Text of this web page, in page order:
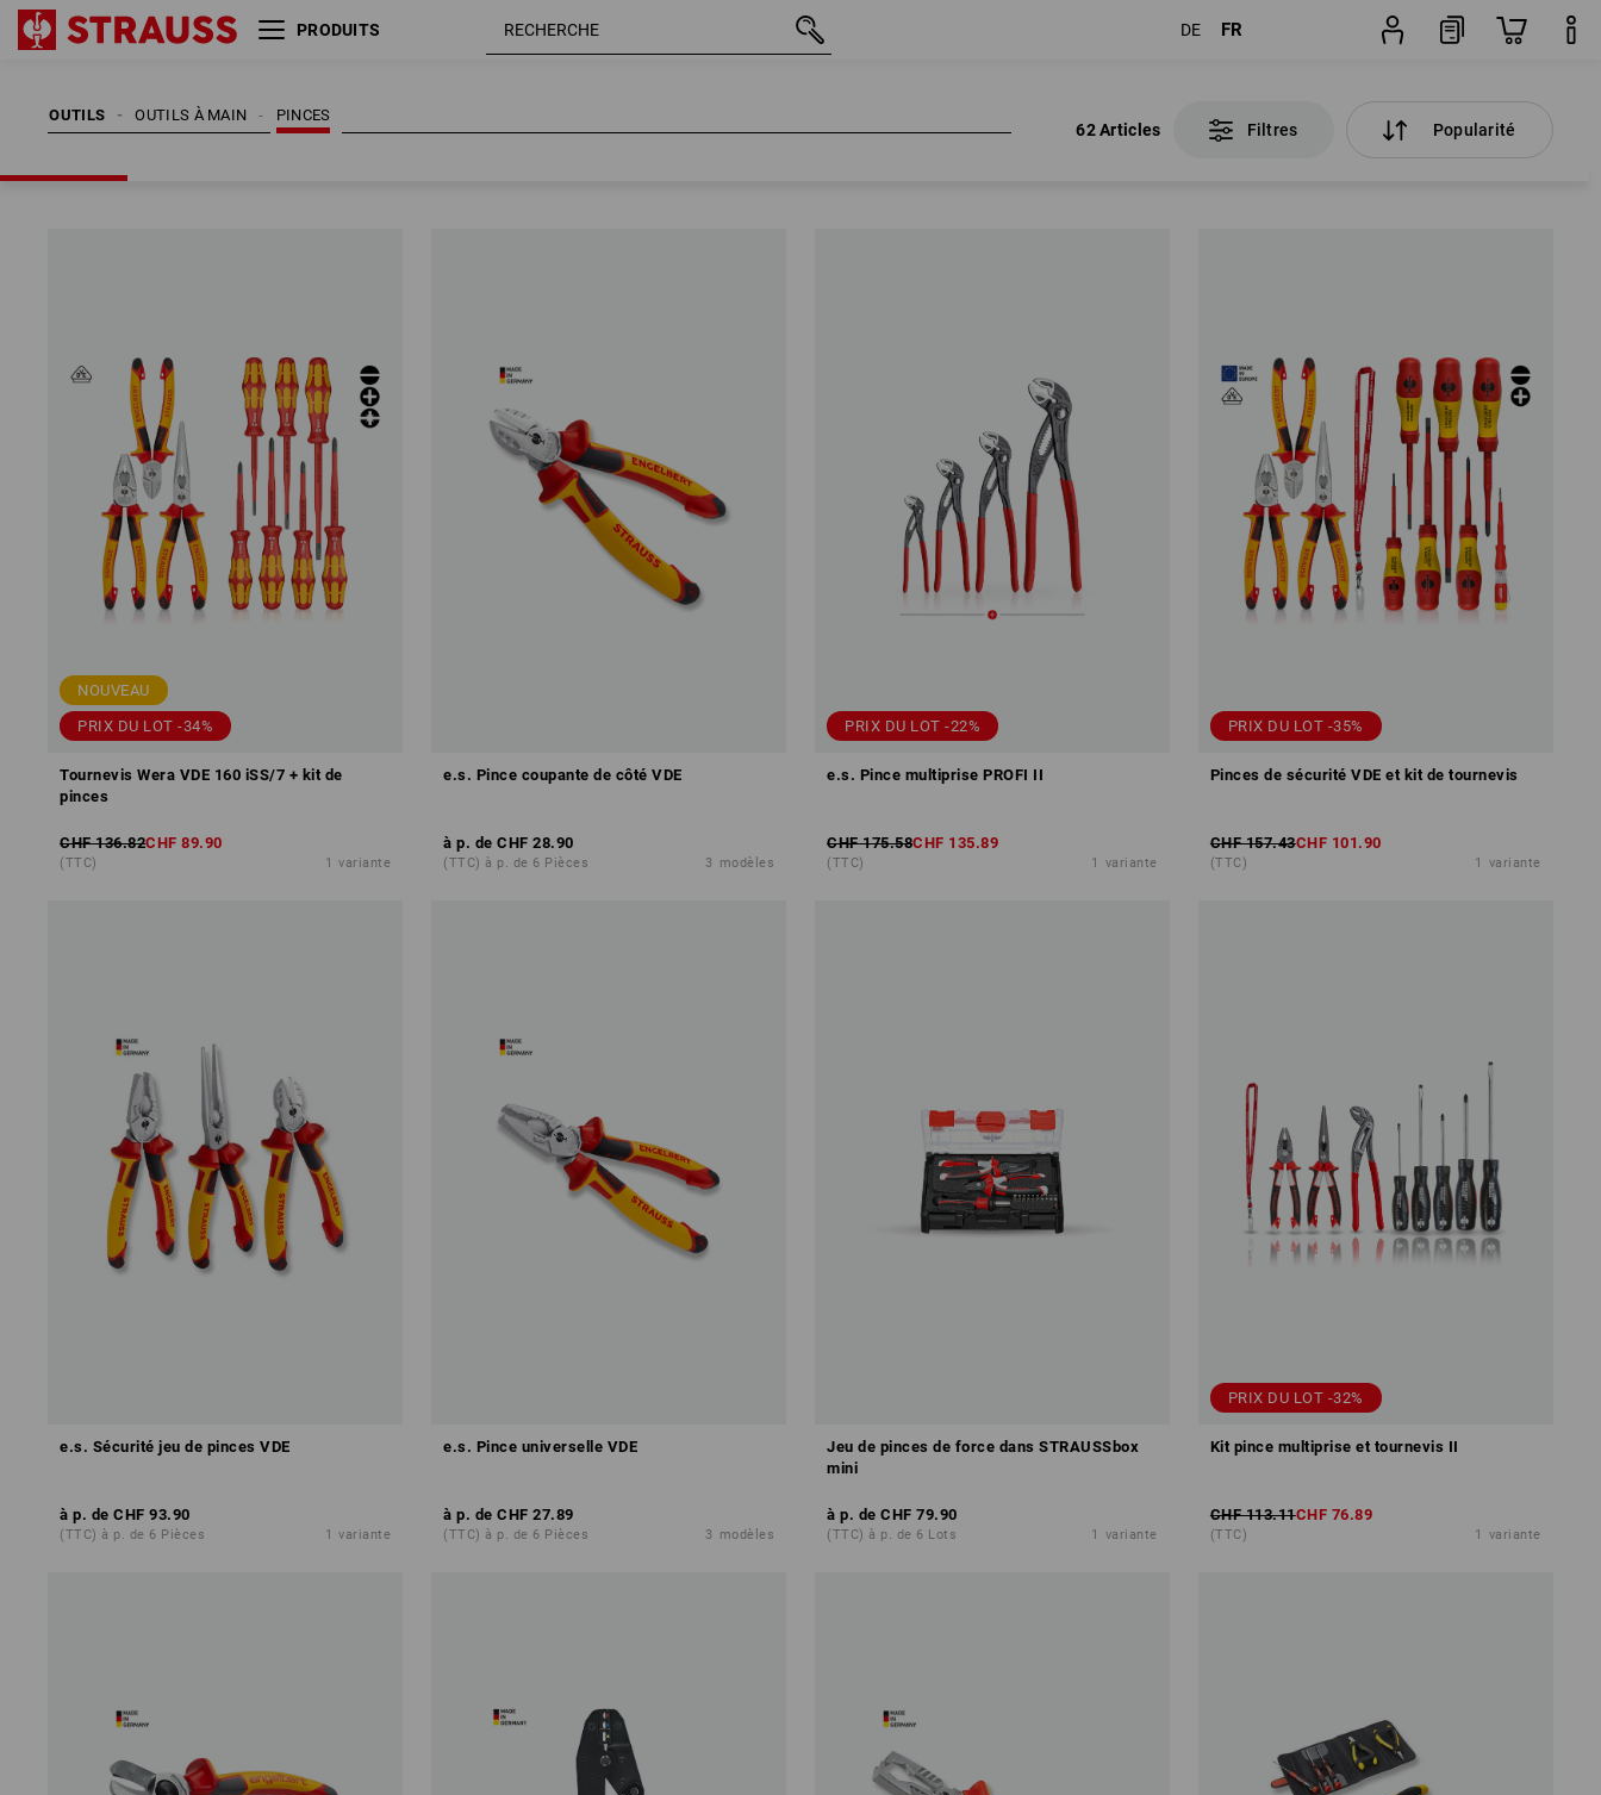
PRODUITS DE FR
OUTILS PINCES
OUTILS À MAIN
62 Articles Filtres Popularité
OUTILS PINCES
OUTILS À MAIN
62 Articles Filtres Popularité
NOUVEAU
PRIX DU LOT -34%
Tournevis Wera VDE 160 iSS/7 + kit de
pinces
CHF 136.82CHF 89.90
(TTC) 1 variante
e.s. Pince coupante de côté VDE
à p. de CHF 28.90
(TTC) à p. de 6 Pièces 3 modèles
PRIX DU LOT -22%
e.s. Pince multiprise PROFI II
CHF 175.58CHF 135.89
(TTC) 1 variante
PRIX DU LOT -35%
Pinces de sécurité VDE et kit de tournevis
CHF 157.43CHF 101.90
(TTC) 1 variante
e.s. Sécurité jeu de pinces VDE
à p. de CHF 93.90
(TTC) à p. de 6 Pièces 1 variante
e.s. Pince universelle VDE
à p. de CHF 27.89
(TTC) à p. de 6 Pièces 3 modèles
Jeu de pinces de force dans STRAUSSbox
mini
à p. de CHF 79.90
(TTC) à p. de 6 Lots 1 variante
PRIX DU LOT -32%
Kit pince multiprise et tournevis II
CHF 113.11CHF 76.89
(TTC) 1 variante